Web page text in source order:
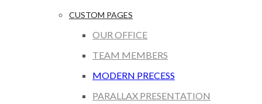
CUSTOM PAGES
OUR OFFICE
TEAM MEMBERS
MODERN PRECESS
PARALLAX PRESENTATION